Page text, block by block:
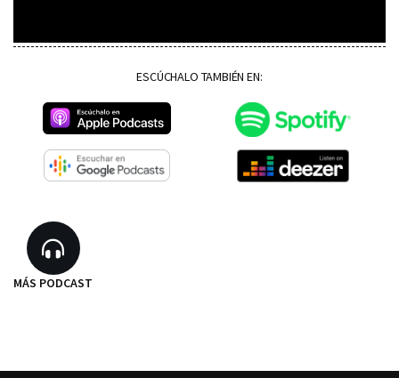
ESCÚCHALO TAMBIÉN EN:
MÁS PODCAST